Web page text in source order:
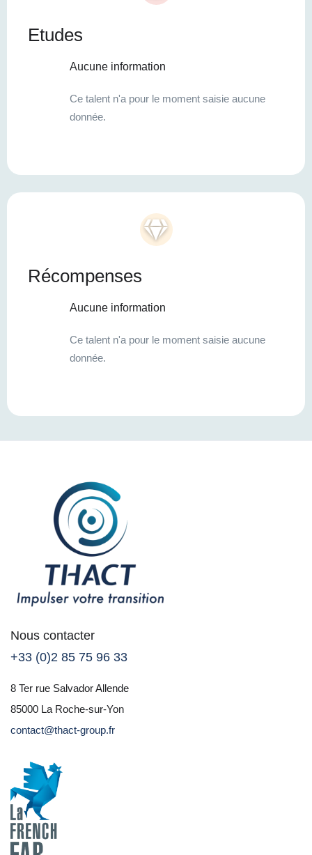
Etudes
Aucune information
Ce talent n'a pour le moment saisie aucune
donnée.
Récompenses
Aucune information
Ce talent n'a pour le moment saisie aucune
donnée.
Nous contacter
+33 (0)2 85 75 96 33
8 Ter rue Salvador Allende
85000 La Roche-sur-Yon
contact@thact-group.fr